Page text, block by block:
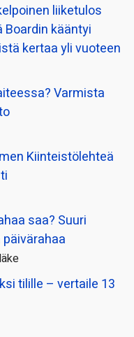
liiketulos
Boardin kääntyi
kertaa yli vuoteen
Varmista
Kiinteistölehteä
saa? Suuri
tilille – vertaile 13